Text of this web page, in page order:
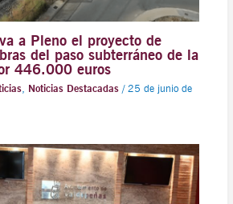
a Pleno el proyecto de
del paso subterráneo de la
446.000 euros
, Noticias Destacadas/ 25 de junio de